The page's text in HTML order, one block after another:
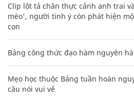
Clip lột tả chân thực cảnh anh trai
mèo', người tinh ý còn phát hiện
con
Bảng công thức đạo hàm nguyên
Mẹo học thuộc Bảng tuần hoàn
câu nói vui vẻ